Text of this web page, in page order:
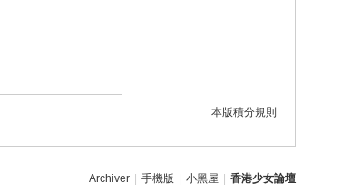
本版積分規則
Archiver 手機版 小黑屋 香港少女論壇